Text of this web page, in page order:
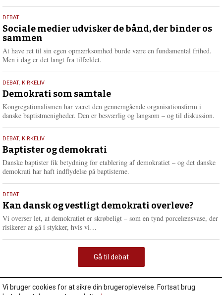
18.
maj
2026
DEBAT
Sociale medier udvisker de bånd, der binder os
sammen
At have ret til sin egen opmærksomhed burde være en fundamental frihed.
Men i dag er det langt fra tilfældet.
18.
maj
2026
DEBAT, KIRKELIV
Demokrati som samtale
Kongregationalismen har været den gennemgående organisationsform i
danske baptistmenigheder. Den er besværlig og langsom – og til diskussion.
18.
maj
2026
DEBAT, KIRKELIV
Baptister og demokrati
Danske baptister fik betydning for etablering af demokratiet – og det danske
demokrati har haft indflydelse på baptisterne.
18.
maj
2026
DEBAT
Kan dansk og vestligt demokrati overleve?
Vi overser let, at demokratiet er skrøbeligt – som en tynd porcelænsvase, der
risikerer at gå i stykker, hvis vi…
m
e
e
Gå til debat
Vi bruger cookies for at sikre din brugeroplevelse. Fortsat brug